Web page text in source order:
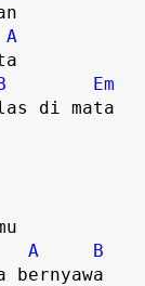
A
Em
di mata
A
B